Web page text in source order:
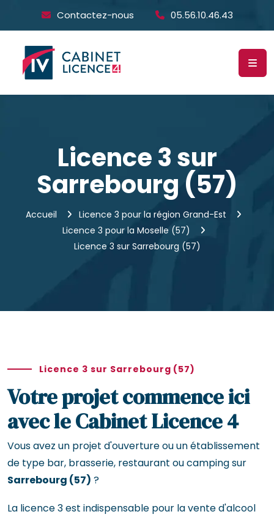
Contactez-nous 05.56.10.46.43
Licence 3 sur
Sarrebourg (57)
Accueil
Licence 3 pour la région Grand-Est
Licence 3 pour la Moselle (57)
Licence 3 sur Sarrebourg (57)
Licence 3 sur Sarrebourg (57)
Votre projet commence ici
avec le Cabinet Licence 4
Vous avez un projet d'ouverture ou un établissement
de type bar, brasserie, restaurant ou camping sur
Sarrebourg (57) ?
La licence 3 est indispensable pour la vente d'alcool